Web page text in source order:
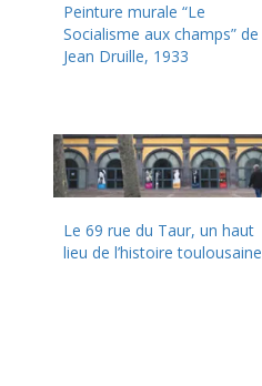
Peinture murale “Le
Socialisme aux champs” de
Jean Druille, 1933
Le 69 rue du Taur, un haut
lieu de l’histoire toulousaine